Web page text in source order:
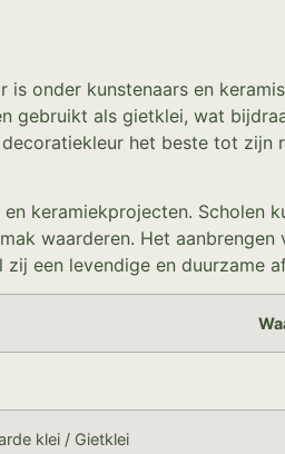
onder kunstenaars en
gebruikt als gietklei, wat
het beste tot
keramiekprojecten. Scholen
waarderen. Het
een levendige en duurzame
klei / Gietklei